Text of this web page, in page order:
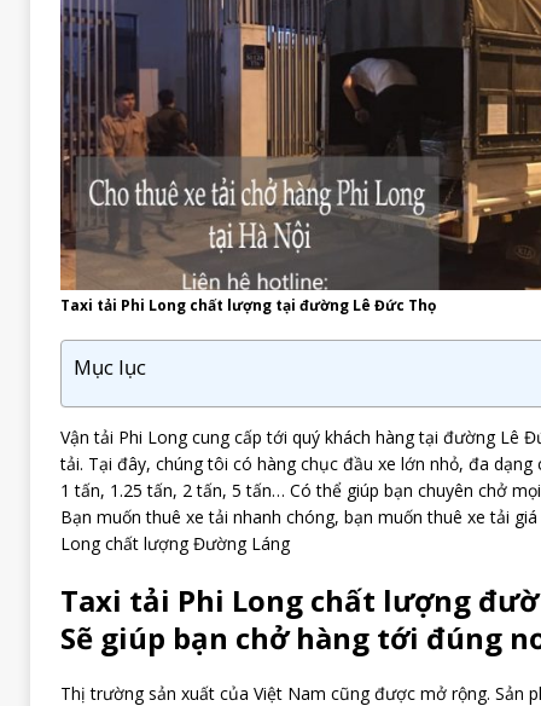
Taxi tải Phi Long chất lượng tại đường Lê Đức Thọ
Mục lục
Vận tải Phi Long cung cấp tới quý khách hàng tại đường Lê
tải. Tại đây, chúng tôi có hàng chục đầu xe lớn nhỏ, đa
1 tấn, 1.25 tấn, 2 tấn, 5 tấn… Có thể giúp bạn chuyên chở
Bạn muốn thuê xe tải nhanh chóng, bạn muốn thuê xe tải
Long chất lượng Đường Láng
Taxi tải Phi Long chất lượng
Sẽ giúp bạn chở hàng tới đúng
Thị trường sản xuất của Việt Nam cũng được mở rộng. Sản